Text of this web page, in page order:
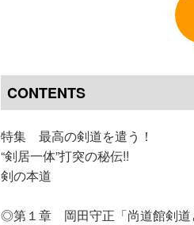
CONTENTS
特集 最高の剣道を遣う！
“剣居一体”打突の秘伝!!
剣の本道
◎第１章 岡田守正「尚道館剣道